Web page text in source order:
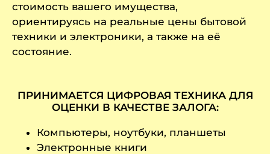
стоимость вашего имущества,
ориентируясь на реальные цены бытовой
техники и электроники, а также на её
состояние.
ПРИНИМАЕТСЯ ЦИФРОВАЯ ТЕХНИКА ДЛЯ
ОЦЕНКИ В КАЧЕСТВЕ ЗАЛОГА:
Компьютеры, ноутбуки, планшеты
Электронные книги